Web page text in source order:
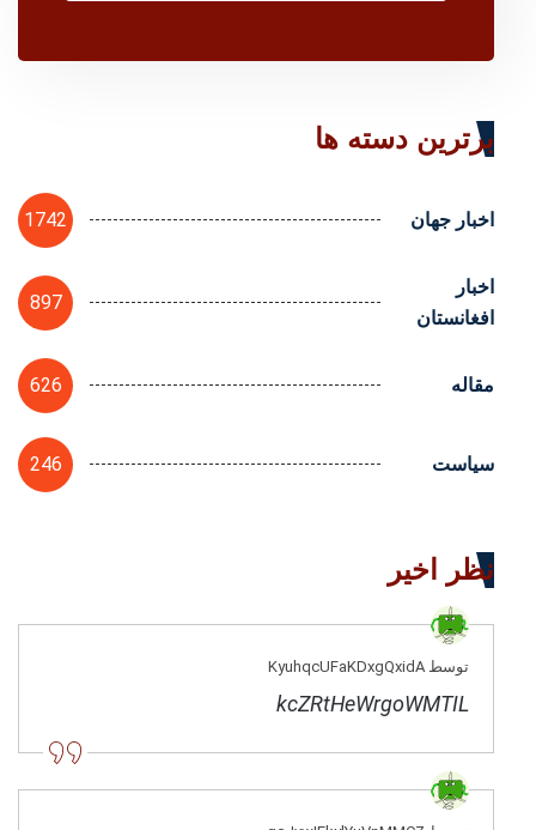
برترین دسته ها
اخبار جهان 1742
اخبار
افغانستان
897
مقاله 626
سیاست 246
نظر اخیر
توسط KyuhqcUFaKDxgQxidA
kcZRtHeWrgoWMTIL